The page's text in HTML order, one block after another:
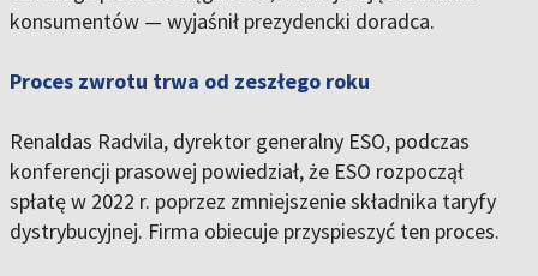
konsumentów — wyjaśnił prezydencki doradca.
Proces zwrotu trwa od zeszłego roku
Renaldas Radvila, dyrektor generalny ESO, podczas
konferencji prasowej powiedział, że ESO rozpoczął
spłatę w 2022 r. poprzez zmniejszenie składnika taryfy
dystrybucyjnej. Firma obiecuje przyspieszyć ten proces.